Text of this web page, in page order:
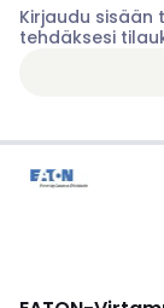
Kirjaudu sisään
tehdäksesi